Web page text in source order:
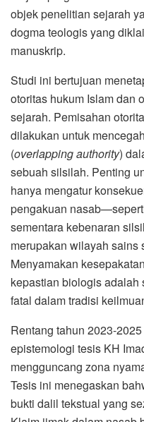
objek penelitian sejarah
dogma teologis yang
manuskrip.
Studi ini bertujuan
otoritas hukum Islam dan
sejarah. Pemisahan
dilakukan untuk
(overlapping authority)
sebuah silsilah. Penting
hanya mengatur
pengakuan
sementara kebenaran
merupakan wilayah sains
Menyamakan
kepastian biologis
fatal dalam tradisi
Rentang tahun 2023-
epistemologi tesis KH
mengguncang zona
Tesis ini menegaskan
bukti dalil tekstual yang